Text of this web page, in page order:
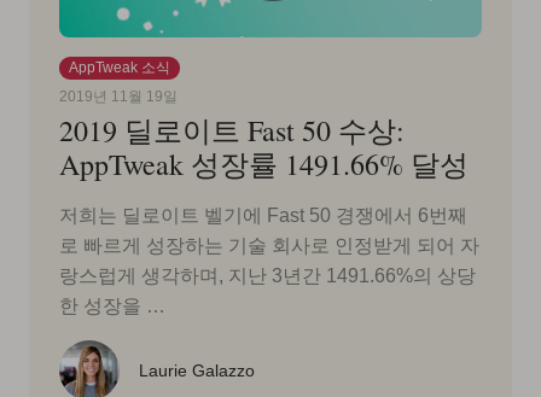
AppTweak 소식
2019년 11월 19일
2019 딜로이트 Fast 50 수상:
AppTweak 성장률 1491.66% 달성
저희는 딜로이트 벨기에 Fast 50 경쟁에서 6번째
로 빠르게 성장하는 기술 회사로 인정받게 되어 자
랑스럽게 생각하며, 지난 3년간 1491.66%의 상당
한 성장을 …
Laurie Galazzo